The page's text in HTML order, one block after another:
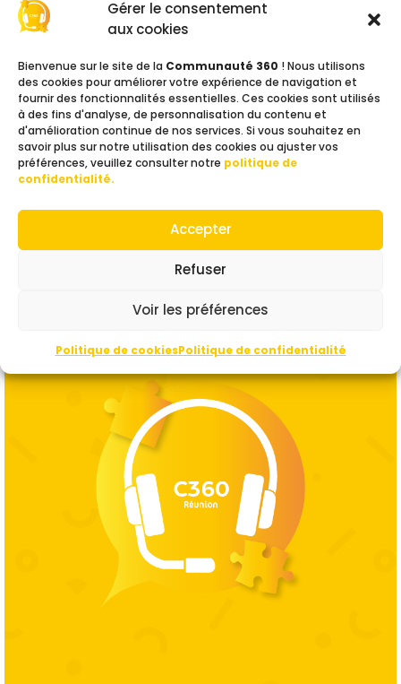
Gérer le consentement
aux cookies
Bienvenue sur le site de la Communauté 360 ! Nous utilisons
des cookies pour améliorer votre expérience de navigation et
fournir des fonctionnalités essentielles. Ces cookies sont utilisés
à des fins d'analyse, de personnalisation du contenu et
d'amélioration continue de nos services. Si vous souhaitez en
savoir plus sur notre utilisation des cookies ou ajuster vos
préférences, veuillez consulter notre politique de
confidentialité.
Accepter
Refuser
Voir les préférences
Politique de cookiesPolitique de confidentialité
détresse suicidaire
Les institutions impactées par un suicide
suicide
Contacts
Téléphone :